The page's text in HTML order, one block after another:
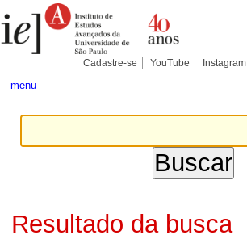
para
conteúdo.
Pessoais
Cadastre-se YouTube Instagram
menu
Resultado da busca